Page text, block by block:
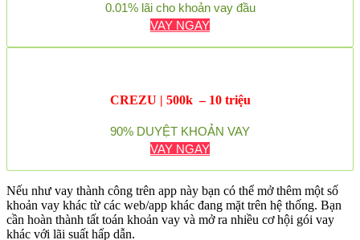
0.01% lãi cho khoản vay đầu
VAY NGAY
CREZU | 500k – 10 triệu
90% DUYỆT KHOẢN VAY
VAY NGAY
Nếu như vay thành công trên app này bạn có thể mở thêm một số
khoản vay khác từ các web/app khác đang mặt trên hệ thống. Bạn
cần hoàn thành tất toán khoản vay và mở ra nhiều cơ hội gói vay
khác với lãi suất hấp dẫn.